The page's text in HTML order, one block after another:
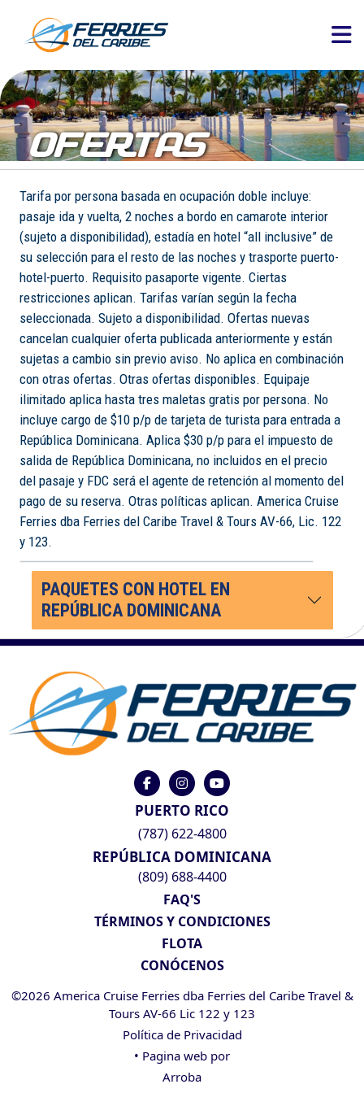
OFERTAS
Tarifa por persona basada en ocupación doble incluye:
pasaje ida y vuelta, 2 noches a bordo en camarote interior
(sujeto a disponibilidad), estadía en hotel “all inclusive” de
su selección para el resto de las noches y trasporte puerto-
hotel-puerto. Requisito pasaporte vigente. Ciertas
restricciones aplican. Tarifas varían según la fecha
seleccionada. Sujeto a disponibilidad. Ofertas nuevas
cancelan cualquier oferta publicada anteriormente y están
sujetas a cambio sin previo aviso. No aplica en combinación
con otras ofertas. Otras ofertas disponibles. Equipaje
ilimitado aplica hasta tres maletas gratis por persona. No
incluye cargo de $10 p/p de tarjeta de turista para entrada a
República Dominicana. Aplica $30 p/p para el impuesto de
salida de República Dominicana, no incluidos en el precio
del pasaje y FDC será el agente de retención al momento del
pago de su reserva. Otras políticas aplican. America Cruise
Ferries dba Ferries del Caribe Travel & Tours AV-66, Lic. 122
y 123.
PAQUETES CON HOTEL EN
REPÚBLICA DOMINICANA
PUERTO RICO
(787) 622-4800
REPÚBLICA DOMINICANA
(809) 688-4400
FAQ'S
TÉRMINOS Y CONDICIONES
FLOTA
CONÓCENOS
©2026 America Cruise Ferries dba Ferries del Caribe Travel &
Tours AV-66 Lic 122 y 123
Política de Privacidad
• Pagina web por
Arroba